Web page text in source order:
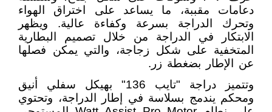
دعامات مقببة، ما يساعد على اختراق الهواء
وتحرك الدراجة بسرعة وكفاءة عالية. ويظهر
الابتكار في الدراجة من خلال تصميم البطارية
المتخفية على شكل زجاجة، والتي يمكن فصلها
عن الإطار بضغطة زر.
وتتميز دراجة "تايب 136" بهيكل سفلي أنيق
ومحكم يندمج بسلاسة في إطار الدراجة، وتحتوي